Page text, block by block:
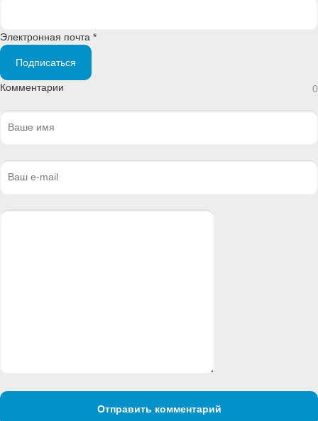
Электронная почта *
Подписаться
Комментарии 0
Отправить комментарий